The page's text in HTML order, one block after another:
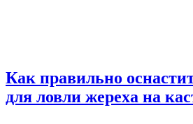
Как правильно
для ловли жереха на